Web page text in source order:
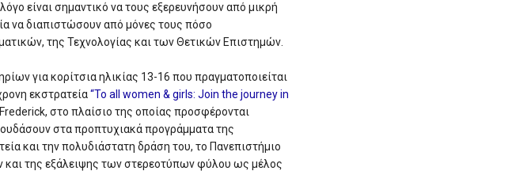
είναι σημαντικό να τους εξερευνήσουν από μικρή
να διαπιστώσουν από μόνες τους πόσο
της Τεχνολογίας και των Θετικών Επιστημών.
για κορίτσια ηλικίας 13-16 που πραγματοποιείται
εκστρατεία“To all women & girls: Join the journey in
στο πλαίσιο της οποίας προσφέρονται
στα προπτυχιακά προγράμματα της
και την πολυδιάστατη δράση του, το Πανεπιστήμιο
της εξάλειψης των στερεοτύπων φύλου ως μέλος